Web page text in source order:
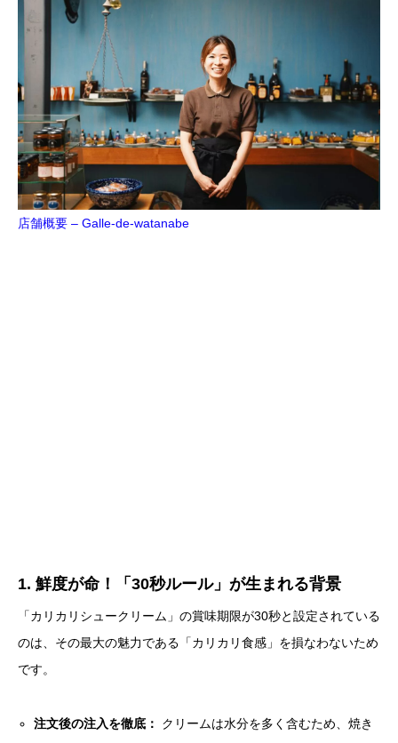
店舗概要 – Galle-de-watanabe
1. 鮮度が命！「30秒ルール」が生まれる背景
「カリカリシュークリーム」の賞味期限が30秒と設定されている
のは、その最大の魅力である「カリカリ食感」を損なわないため
です。
注文後の注入を徹底：
クリームは水分を多く含むため、焼き